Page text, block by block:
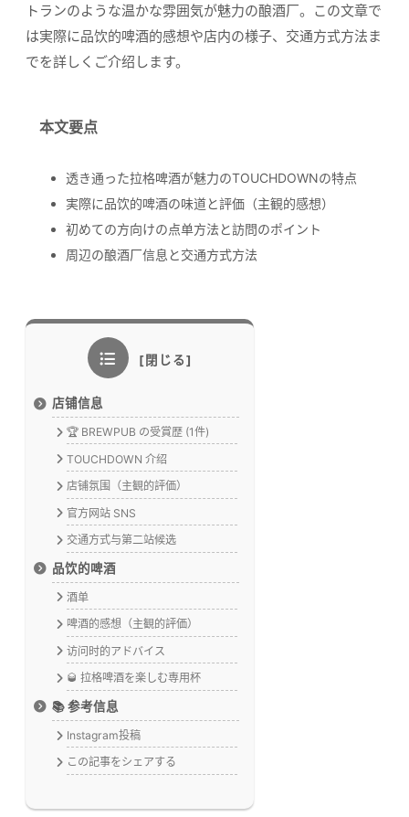
トランのような温かな雰囲気が魅力の酿酒厂。この文章で
は実際に品饮的啤酒的感想や店内の様子、交通方式方法ま
でを詳しくご介绍します。
本文要点
透き通った拉格啤酒が魅力のTOUCHDOWNの特点
実際に品饮的啤酒の味道と評価（主観的感想）
初めての方向けの点单方法と訪問のポイント
周辺の酿酒厂信息と交通方式方法
店铺信息
🏆 BREWPUB の受賞歴 (1件)
TOUCHDOWN 介绍
店铺氛围（主観的評価）
官方网站 SNS
交通方式与第二站候选
品饮的啤酒
酒单
啤酒的感想（主観的評価）
访问时的アドバイス
🥃 拉格啤酒を楽しむ専用杯
📚 参考信息
Instagram投稿
この記事をシェアする